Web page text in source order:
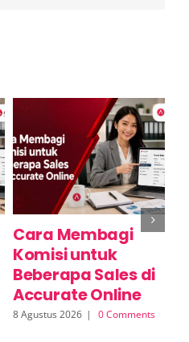
Cara Membagi
Komisi untuk
Beberapa Sales di
Accurate Online
8 Agustus 2026 | 0 Comments